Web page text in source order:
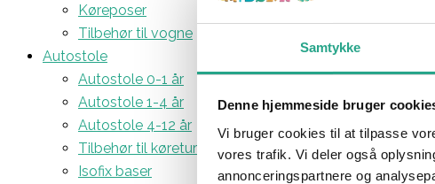
Samtykke
Denne hjemmeside bruger
Vi bruger cookies til at tilpasse
vores trafik. Vi deler også
annonceringspartnere og
Køreposer
Tilbehør til vogne
Autostole
Autostole 0-1 år
Autostole 1-4 år
Autostole 4-12 år
Tilbehør til køreturen
Isofix baser